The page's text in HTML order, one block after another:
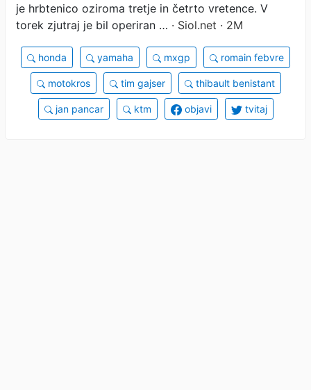
je hrbtenico oziroma tretje in četrto vretence. V
torek zjutraj je bil operiran … · Siol.net · 2M
honda yamaha mxgp romain febvre
motokros tim gajser thibault benistant
jan pancar ktm objavi tvitaj